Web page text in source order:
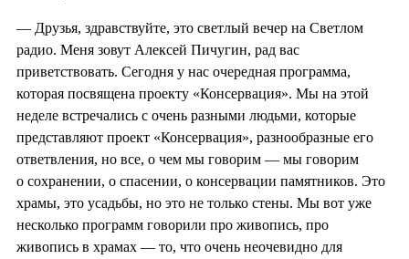
— Друзья, здравствуйте, это светлый вечер на Светлом
радио. Меня зовут Алексей Пичугин, рад вас
приветствовать. Сегодня у нас очередная программа,
которая посвящена проекту «Консервация». Мы на этой
неделе встречались с очень разными людьми, которые
представляют проект «Консервация», разнообразные его
ответвления, но все, о чем мы говорим — мы говорим
о сохранении, о спасении, о консервации памятников. Это
храмы, это усадьбы, но это не только стены. Мы вот уже
несколько программ говорили про живопись, про
живопись в храмах — то, что очень неочевидно для